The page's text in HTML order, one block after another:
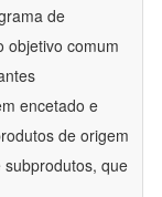
de
objetivo comum
encetado e
de origem
que